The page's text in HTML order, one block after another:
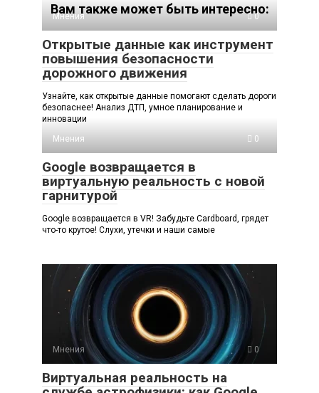
Вам также может быть интересно:
Мнения 0
Открытые данные как инструмент
повышения безопасности
дорожного движения
Узнайте, как открытые данные помогают сделать дороги
безопаснее! Анализ ДТП, умное планирование и
инновации
Мнения
0
Google возвращается в
виртуальную реальность с новой
гарнитурой
Google возвращается в VR! Забудьте Cardboard, грядет
что-то крутое! Слухи, утечки и наши самые
Мнения 0
Виртуальная реальность на